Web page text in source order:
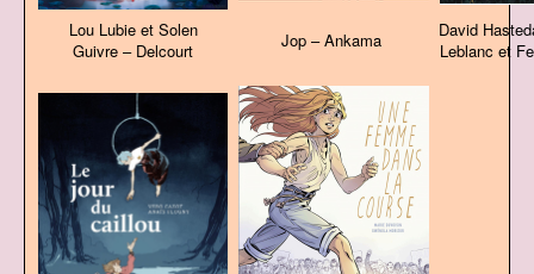
Lou Lubie et Solen
Guivre – Delcourt
Jop – Ankama
David
Leblanc et